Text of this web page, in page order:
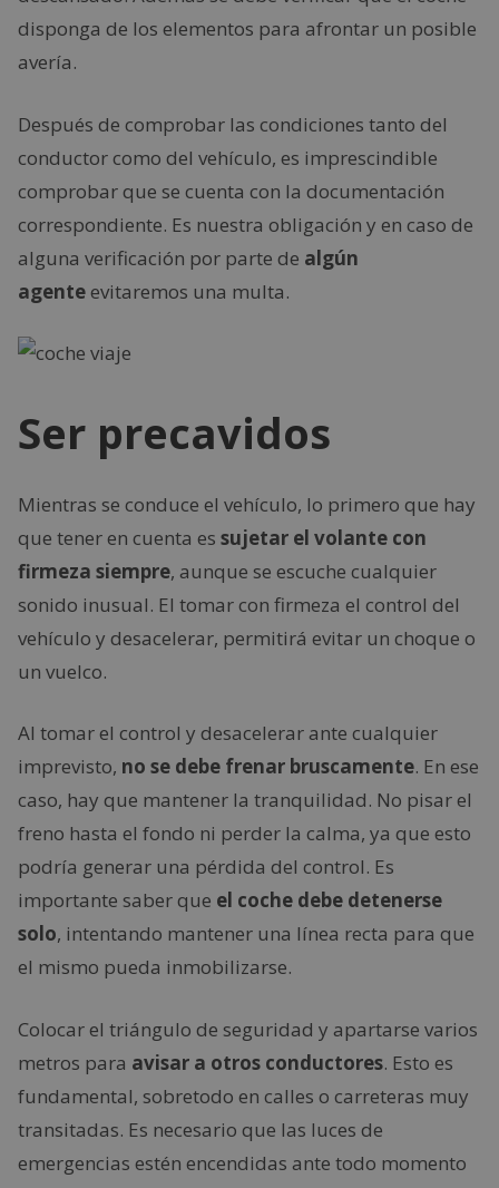
disponga de los elementos para afrontar un posible
avería.
Después de comprobar las condiciones tanto del
conductor como del vehículo, es imprescindible
comprobar que se cuenta con la documentación
correspondiente. Es nuestra obligación y en caso de
alguna verificación por parte de algún
agenteevitaremos una multa.
Ser precavidos
Mientras se conduce el vehículo, lo primero que hay
que tener en cuenta es sujetar el volante con
firmeza siempre, aunque se escuche cualquier
sonido inusual. El tomar con firmeza el control del
vehículo y desacelerar, permitirá evitar un choque o
un vuelco.
Al tomar el control y desacelerar ante cualquier
imprevisto, no se debe frenar bruscamente. En ese
caso, hay que mantener la tranquilidad. No pisar el
freno hasta el fondo ni perder la calma, ya que esto
podría generar una pérdida del control. Es
importante saber que el coche debe detenerse
solo, intentando mantener una línea recta para que
el mismo pueda inmobilizarse.
Colocar el triángulo de seguridad y apartarse varios
metros para avisar a otros conductores. Esto es
fundamental, sobretodo en calles o carreteras muy
transitadas. Es necesario que las luces de
emergencias estén encendidas ante todo momento